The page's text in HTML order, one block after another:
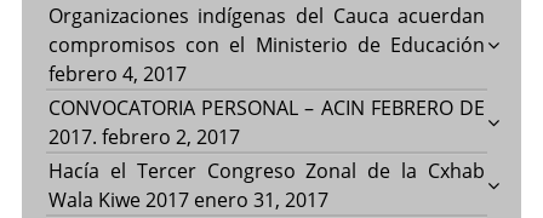
Organizaciones indígenas del Cauca acuerdan
compromisos con el Ministerio de Educación
febrero 4, 2017
CONVOCATORIA PERSONAL – ACIN FEBRERO DE
2017. febrero 2, 2017
Hacía el Tercer Congreso Zonal de la Cxhab
Wala Kiwe 2017 enero 31, 2017